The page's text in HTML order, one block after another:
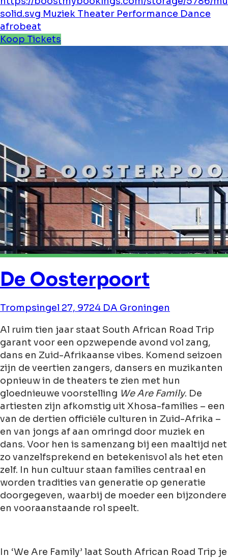
solid.svg Muziek Theater Performance Dance
afrobeat
Koop Tickets
De Oosterpoort
Trompsingel 27, 9724 DA Groningen
Al ruim tien jaar staat South African Road Trip
garant voor een opzwepende avond vol zang,
dans en Zuid-Afrikaanse vibes. Komend seizoen
zijn de veertien zangers, dansers en muzikanten
opnieuw in de theaters te zien met hun
gloednieuwe voorstelling We Are Family. De
artiesten zijn afkomstig uit Xhosa-families – een
van de dertien officiële culturen in Zuid-Afrika –
en van jongs af aan omringd door muziek en
dans. Voor hen is samenzang bij een maaltijd net
zo vanzelfsprekend en betekenisvol als het eten
zelf. In hun cultuur staan families centraal en
worden tradities van generatie op generatie
doorgegeven, waarbij de moeder een bijzondere
en vooraanstaande rol speelt.
In ‘We Are Family’ laat South African Road Trip je